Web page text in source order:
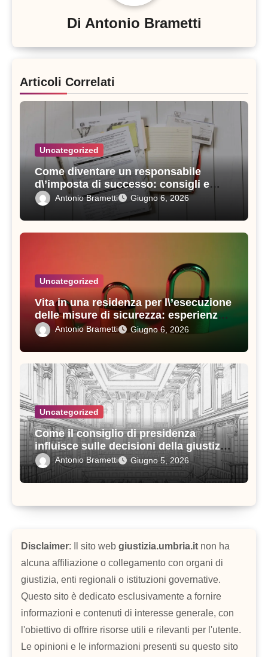
Di Antonio Brametti
Articoli Correlati
Uncategorized
Come diventare un responsabile
d\’imposta di successo: consigli e
strategie vincenti
Antonio Brametti Giugno 6, 2026
Uncategorized
Vita in una residenza per l\’esecuzione
delle misure di sicurezza: esperienze e
consigli utili
Antonio Brametti Giugno 6, 2026
Uncategorized
Come il consiglio di presidenza
influisce sulle decisioni della giustizia
amministrativa
Antonio Brametti Giugno 5, 2026
Disclaimer: Il sito web giustizia.umbria.it non ha
alcuna affiliazione o collegamento con organi di
giustizia, enti regionali o istituzioni governative.
Questo sito è dedicato esclusivamente a fornire
informazioni e contenuti di interesse generale, con
l'obiettivo di offrire risorse utili e rilevanti per l'utente.
Le opinioni e le informazioni presenti su questo sito